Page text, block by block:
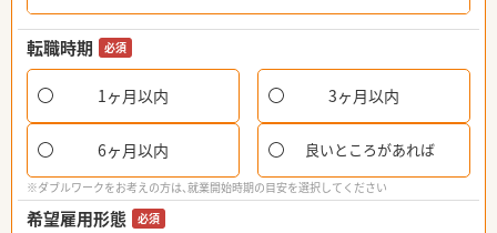
転職時期 必須
1ヶ月以内 3ヶ月以内
6ヶ月以内 良いところがあれば
※ダブルワークをお考えの方は、就業開始時期の目安を選択してください
希望雇用形態 必須